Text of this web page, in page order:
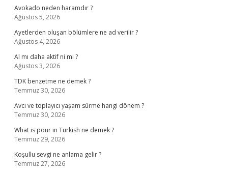
Avokado neden haramdır ?
Ağustos 5, 2026
Ayetlerden oluşan bölümlere ne ad verilir ?
Ağustos 4, 2026
Al mı daha aktif ni mi ?
Ağustos 3, 2026
TDK benzetme ne demek ?
Temmuz 30, 2026
Avcı ve toplayıcı yaşam sürme hangi dönem ?
Temmuz 30, 2026
What is pour in Turkish ne demek ?
Temmuz 29, 2026
Koşullu sevgi ne anlama gelir ?
Temmuz 27, 2026